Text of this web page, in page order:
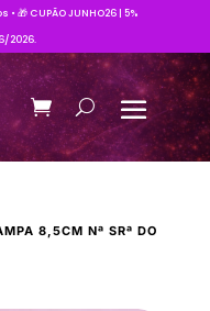
🎁 CUPÃO JUNHO26 | 5%
2026.
8,5CM Nª SRª DO